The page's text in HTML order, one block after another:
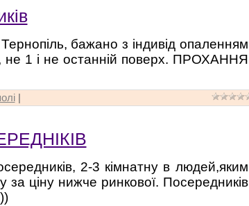
бажано з індивід опаленням
не 1 і не останній поверх. ПРОХАННЯ
|
2-3 кімнатну в людей,яким
за ціну нижче ринкової. Посередників